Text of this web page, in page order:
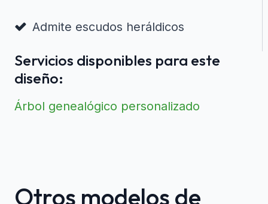
Admite escudos heráldicos
Servicios disponibles para este
diseño:
Árbol genealógico personalizado
Otros modelos de